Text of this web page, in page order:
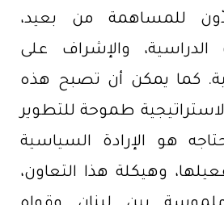
للمساهمة من بعيد،
الدراسية، والإشراف على
كما يمكن أن تصبح هذه
طموحة للتطوير
هو الإرادة السياسية
وهيكلة هذا التعاون،